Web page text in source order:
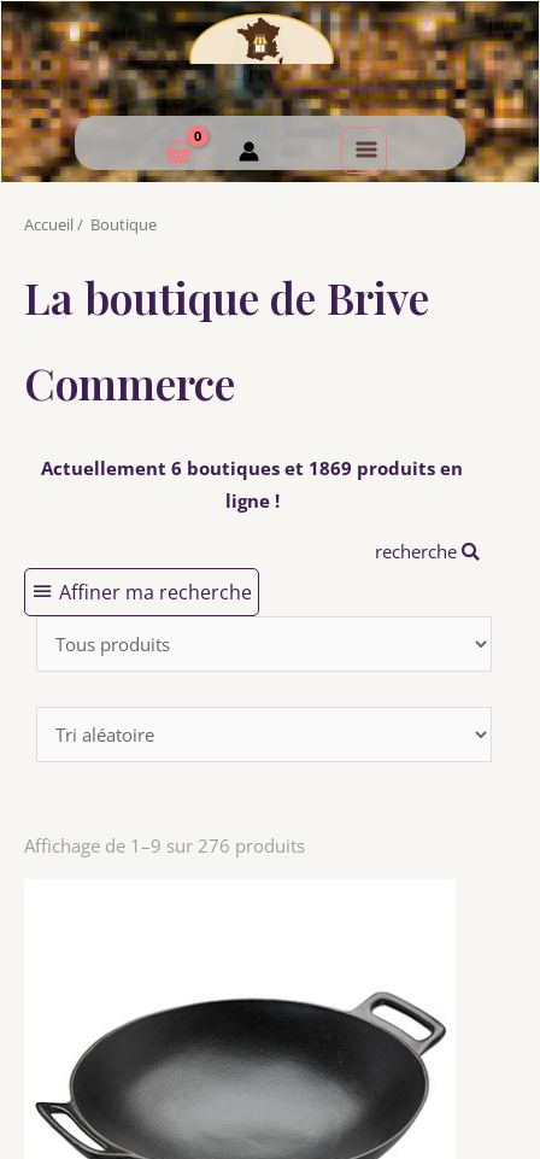
Accueil / Boutique
La boutique de Brive
Commerce
Actuellement 6 boutiques et 1869 produits en
ligne !
recherche
Affiner ma recherche
Affichage de 1–9 sur 276 produits